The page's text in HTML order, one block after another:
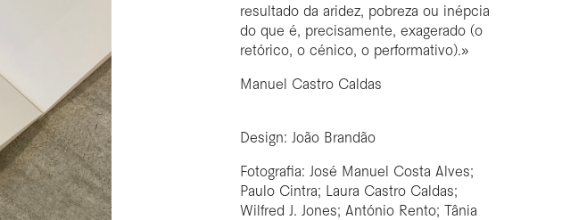
resultado da aridez, pobreza ou inépcia
do que é, precisamente, exagerado (o
retórico, o cénico, o performativo).»
Manuel Castro Caldas
Design: João Brandão
Fotografia: José Manuel Costa Alves;
Paulo Cintra; Laura Castro Caldas;
Wilfred J. Jones; António Rento; Tânia